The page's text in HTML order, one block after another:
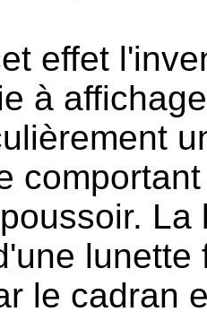
effet
à
le cadran